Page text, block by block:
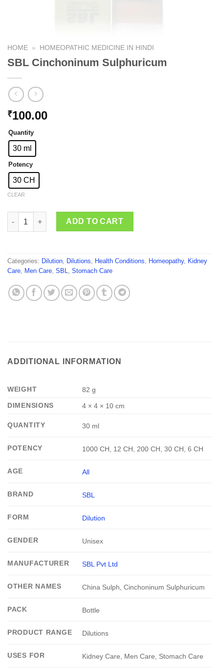
HOME » HOMEOPATHIC MEDICINE IN HINDI
SBL Cinchoninum Sulphuricum
₹100.00
Quantity
30 ml
Potency
30 CH
CLEAR
SBL Cinchoninum Sulphuricum quantity
ADD TO CART
Categories: Dilution, Dilutions, Health Conditions, Homeopathy, Kidney
Care, Men Care, SBL, Stomach Care
ADDITIONAL INFORMATION
WEIGHT
82 g
DIMENSIONS
4 × 4 × 10 cm
QUANTITY 30 ml
POTENCY 1000 CH, 12 CH, 200 CH, 30 CH, 6 CH
AGE All
BRAND SBL
FORM Dilution
GENDER Unisex
MANUFACTURER SBL Pvt Ltd
OTHER NAMES China Sulph, Cinchoninum Sulphuricum
PACK Bottle
PRODUCT RANGE Dilutions
USES FOR Kidney Care, Men Care, Stomach Care